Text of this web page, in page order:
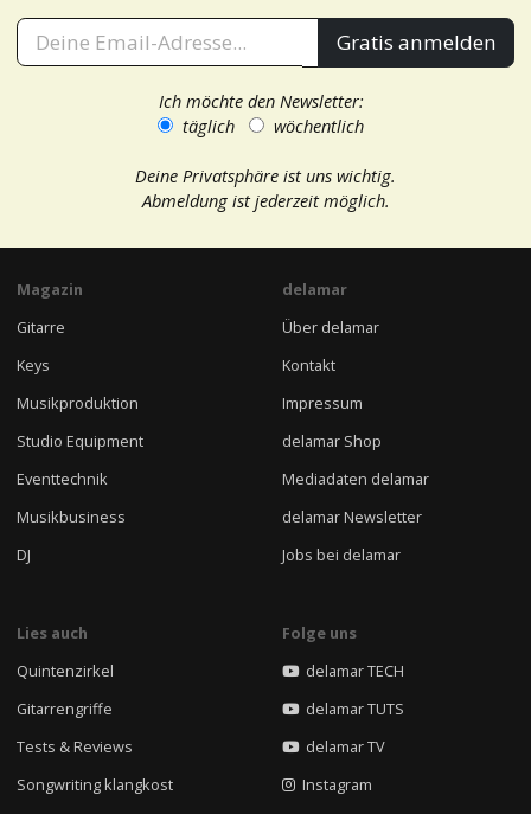
Gratis anmelden
Ich möchte den Newsletter:
täglich
wöchentlich
Deine Privatsphäre ist uns wichtig.
Abmeldung ist jederzeit möglich.
Magazin
Gitarre
Keys
Musikproduktion
Studio Equipment
Eventtechnik
Musikbusiness
DJ
delamar
Über delamar
Kontakt
Impressum
delamar Shop
Mediadaten delamar
delamar Newsletter
Jobs bei delamar
Lies auch
Quintenzirkel
Gitarrengriffe
Tests & Reviews
Songwriting klangkost
Folge uns
delamar TECH
delamar TUTS
delamar TV
Instagram